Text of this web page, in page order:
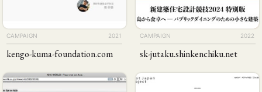
CAMPAIGN 2021
kengo-kuma-foundation.com
CAMPAIGN 2022
sk-jutaku.shinkenchiku.net